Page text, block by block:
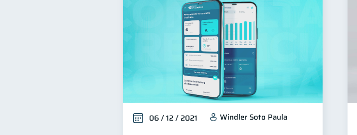
06 / 12 / 2021 Windler Soto Paula